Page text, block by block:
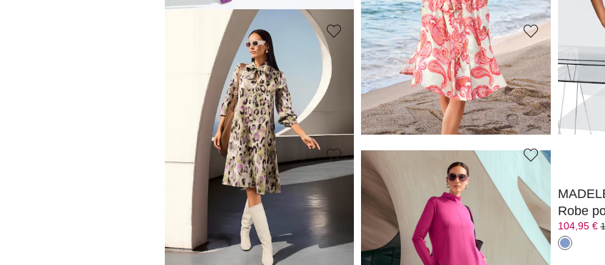
MADELEINE
129,95 € 169,95 €
MADELEINE
Robe droite avec manches plissées
169,95 €239,95 €
Robe
104,95 €
MADELEINE
Robe à paillettes
229,95 € 289,95 €
MADELEINE
Robe-chemise
129,95 € 199,95 €
Meilleur prix sous 30 jours**: 139,95 €
Robe
104,95 €